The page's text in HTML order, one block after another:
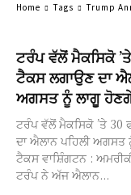
ਟਰੰਪ ਵੱਲੋਂ ਮੈਕਸਿਕੋ
ਟੈਕਸ ਲਗਾਉਣ ਦਾ
ਅਗਸਤ ਨੂੰ ਲਾਗੂ
ਟਰੰਪ ਵੱਲੋਂ ਮੈਕਸਿਕੋ ’ਤੇ 30
ਦਾ ਐਲਾਨ ਪਹਿਲੀ
ਟੈਕਸ ਵਾਸ਼ਿੰਗਟਨ : ਅਮਰੀਕੀ ਰਾਸ਼ਟਰਪਤੀ ਡੋਨਲਡ
ਟਰੰਪ ਨੇ ਅੱਜ ਐਲਾਨ...
Home Tags Trump